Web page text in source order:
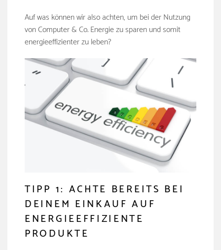
Auf was können wir also achten, um bei der Nutzung
von Computer & Co. Energie zu sparen und somit
energieeffizienter zu leben?
TIPP 1: ACHTE BEREITS BEI
DEINEM EINKAUF AUF
ENERGIEEFFIZIENTE
PRODUKTE